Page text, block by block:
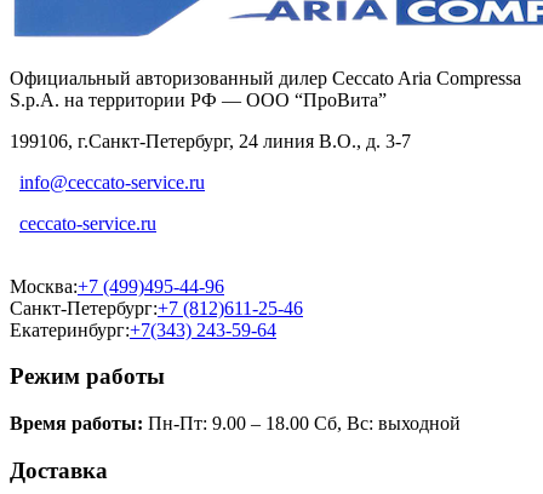
Официальный авторизованный дилер Ceccato Aria Compressa
S.p.A. на территории РФ — ООО “ПроВита”
199106, г.Санкт-Петербург, 24 линия В.О., д. 3-7
info@ceccato-service.ru
ceccato-service.ru
Москва:+7 (499)495-44-96
Санкт-Петербург:+7 (812)611-25-46
Екатеринбург:+7(343) 243-59-64
Режим работы
Время работы: Пн-Пт: 9.00 – 18.00 Сб, Вс: выходной
Доставка